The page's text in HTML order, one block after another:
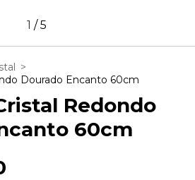
1 /5
>
Dourado Encanto 60cm
Redondo
60cm